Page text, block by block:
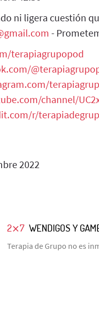
ni ligera cuestión
-
terapiagrupopod
channel/
r/
2022
2⨯7 WENDIGOS Y
Terapia de Grupo no es